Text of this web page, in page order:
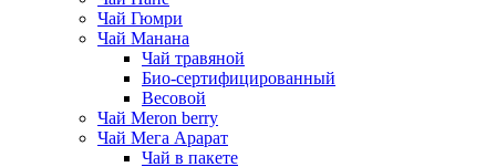
Чай Гюмри
Чай Манана
Чай травяной
Био-сертифицированный
Весовой
Чай Meron berry
Чай Мега Арарат
Чай в пакете